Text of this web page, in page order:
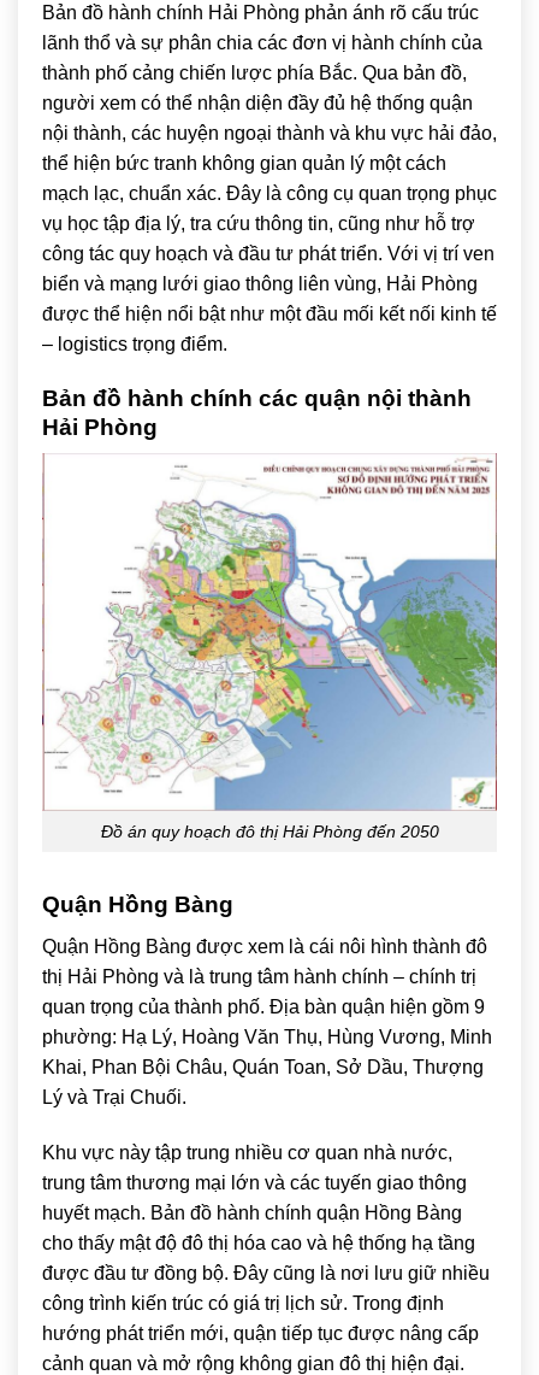
Bản đồ hành chính Hải Phòng phản ánh rõ cấu trúc
lãnh thổ và sự phân chia các đơn vị hành chính của
thành phố cảng chiến lược phía Bắc. Qua bản đồ,
người xem có thể nhận diện đầy đủ hệ thống quận
nội thành, các huyện ngoại thành và khu vực hải đảo,
thể hiện bức tranh không gian quản lý một cách
mạch lạc, chuẩn xác. Đây là công cụ quan trọng phục
vụ học tập địa lý, tra cứu thông tin, cũng như hỗ trợ
công tác quy hoạch và đầu tư phát triển. Với vị trí ven
biển và mạng lưới giao thông liên vùng, Hải Phòng
được thể hiện nổi bật như một đầu mối kết nối kinh tế
– logistics trọng điểm.
Bản đồ hành chính các quận nội thành
Hải Phòng
Đồ án quy hoạch đô thị Hải Phòng đến 2050
Quận Hồng Bàng
Quận Hồng Bàng được xem là cái nôi hình thành đô
thị Hải Phòng và là trung tâm hành chính – chính trị
quan trọng của thành phố. Địa bàn quận hiện gồm 9
phường: Hạ Lý, Hoàng Văn Thụ, Hùng Vương, Minh
Khai, Phan Bội Châu, Quán Toan, Sở Dầu, Thượng
Lý và Trại Chuối.
Khu vực này tập trung nhiều cơ quan nhà nước,
trung tâm thương mại lớn và các tuyến giao thông
huyết mạch. Bản đồ hành chính quận Hồng Bàng
cho thấy mật độ đô thị hóa cao và hệ thống hạ tầng
được đầu tư đồng bộ. Đây cũng là nơi lưu giữ nhiều
công trình kiến trúc có giá trị lịch sử. Trong định
hướng phát triển mới, quận tiếp tục được nâng cấp
cảnh quan và mở rộng không gian đô thị hiện đại.